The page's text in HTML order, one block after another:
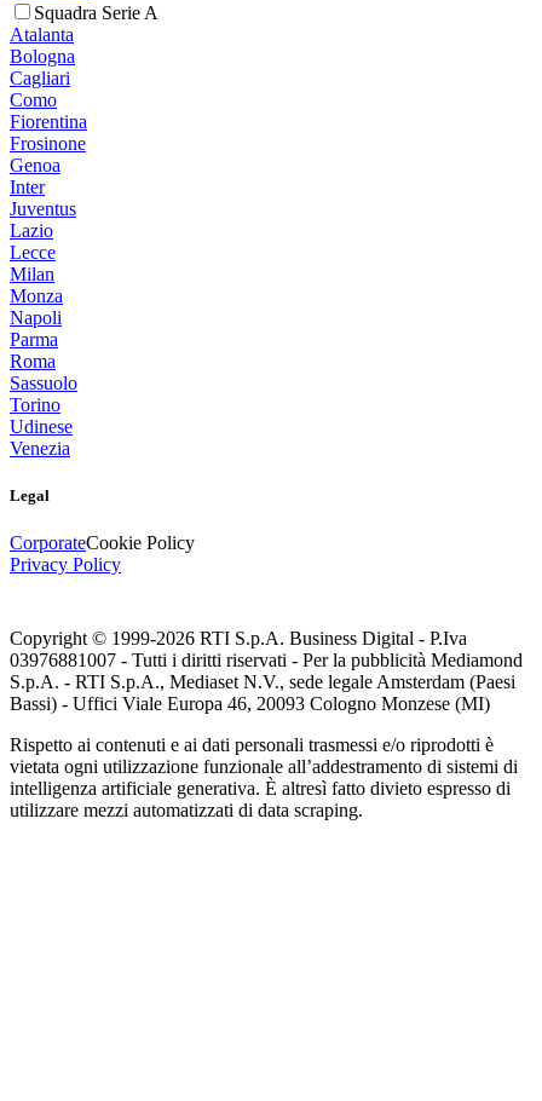
Squadra Serie A
Atalanta
Bologna
Cagliari
Como
Fiorentina
Frosinone
Genoa
Inter
Juventus
Lazio
Lecce
Milan
Monza
Napoli
Parma
Roma
Sassuolo
Torino
Udinese
Venezia
Legal
CorporateCookie Policy
Privacy Policy
Copyright © 1999-2026 RTI S.p.A. Business Digital - P.Iva
03976881007 - Tutti i diritti riservati - Per la pubblicità Mediamond
S.p.A. - RTI S.p.A., Mediaset N.V., sede legale Amsterdam (Paesi
Bassi) - Uffici Viale Europa 46, 20093 Cologno Monzese (MI)
Rispetto ai contenuti e ai dati personali trasmessi e/o riprodotti è
vietata ogni utilizzazione funzionale all’addestramento di sistemi di
intelligenza artificiale generativa. È altresì fatto divieto espresso di
utilizzare mezzi automatizzati di data scraping.